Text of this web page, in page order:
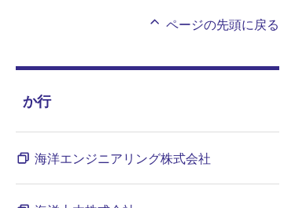
ページの先頭に戻る
か行
海洋エンジニアリング株式会社